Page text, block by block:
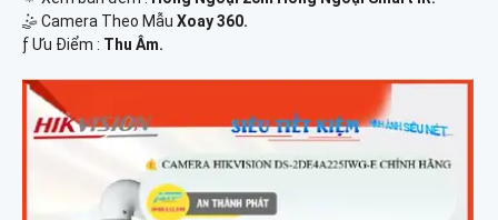
🤹 Camera Theo Mẫu Xoay 360.
️ƒ Ưu Điểm : Thu Âm.